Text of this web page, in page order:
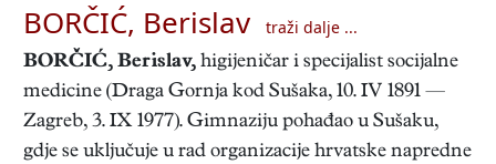
BORČIĆ, Berislav
traži dalje ...
BORČIĆ, Berislav, higijeničar i specijalist socijalne
medicine (Draga Gornja kod Sušaka, 10. IV 1891 —
Zagreb, 3. IX 1977). Gimnaziju pohađao u Sušaku,
gdje se uključuje u rad organizacije hrvatske napredne